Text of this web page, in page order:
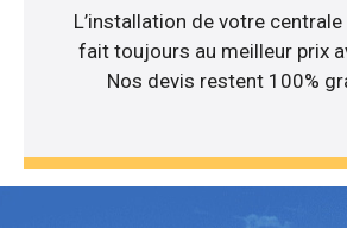
L’installation de votre
fait toujours au meilleur prix
Nos devis restent 100%